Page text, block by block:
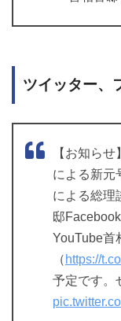
ツイッター、
【お知ら
による新元
による総理
邸
YouTube首
（ https://
予定です。